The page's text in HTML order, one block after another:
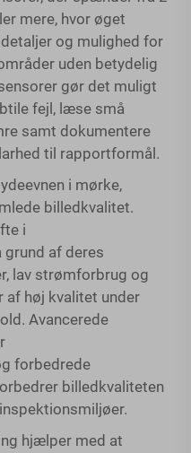
mere, hvor øget
og mulighed for
uden betydelig
gør det muligt
fejl, læse små
samt dokumentere
til rapportformål.
i mørke,
billedkvalitet.
i
af deres
lav strømforbrug og
af høj kvalitet under
Avancerede
forbedrede
billedkvaliteten
hjælper med at